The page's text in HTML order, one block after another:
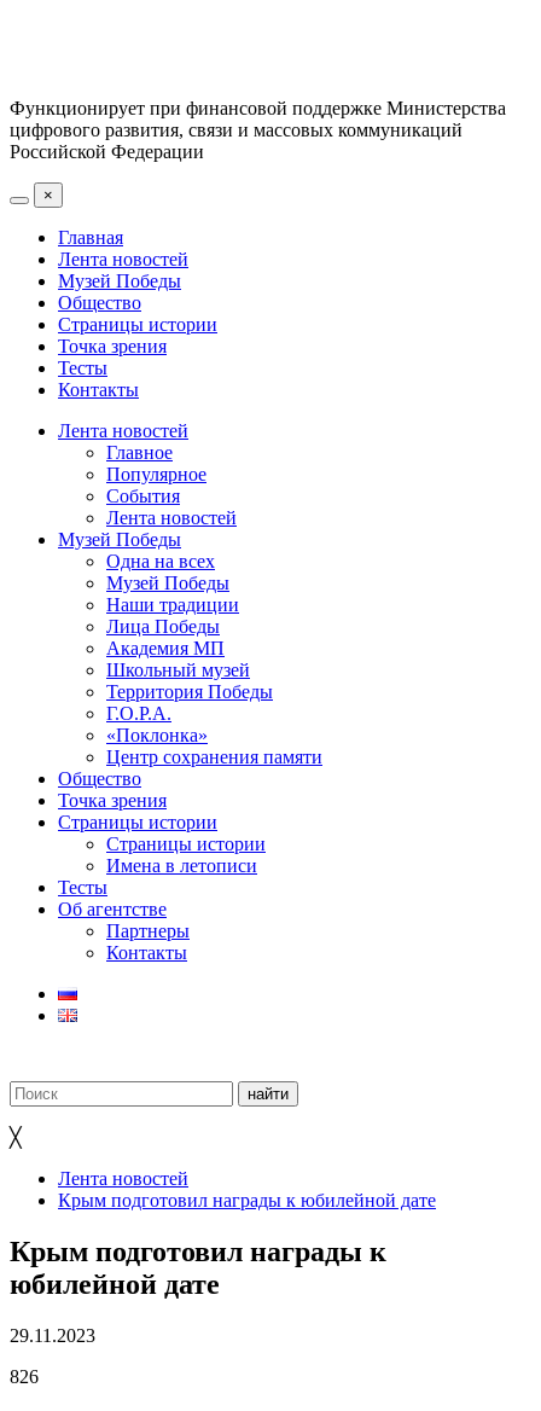
Функционирует при финансовой поддержке Министерства
цифрового развития, связи и массовых коммуникаций
Российской Федерации
×
Главная
Лента новостей
Музей Победы
Общество
Страницы истории
Точка зрения
Тесты
Контакты
Лента новостей
Главное
Популярное
События
Лента новостей
Музей Победы
Одна на всех
Музей Победы
Наши традиции
Лица Победы
Академия МП
Школьный музей
Территория Победы
Г.О.Р.А.
«Поклонка»
Центр сохранения памяти
Общество
Точка зрения
Страницы истории
Страницы истории
Имена в летописи
Тесты
Об агентстве
Партнеры
Контакты
╳
Лента новостей
Крым подготовил награды к юбилейной дате
Крым подготовил награды к
юбилейной дате
29.11.2023
826